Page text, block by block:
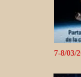
7-8/03/